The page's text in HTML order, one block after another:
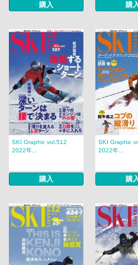
購入 購
SKI Graphic vol.512
2022年...
購入
SKI Graphic
2022年...
購